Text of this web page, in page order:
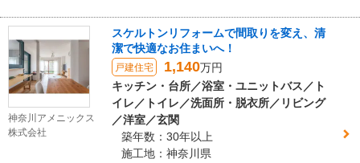
神奈川アメニックス
株式会社
スケルトンリフォームで間取りを変え、清
潔で快適なお住まいへ！
戸建住宅 1,140万円
キッチン・台所／浴室・ユニットバス／ト
イレ／トイレ／洗面所・脱衣所／リビング
／洋室／玄関
築年数：30年以上
施工地：神奈川県